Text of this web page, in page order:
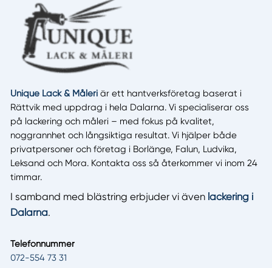
Unique Lack & Måleri är ett hantverksföretag baserat i
Rättvik med uppdrag i hela Dalarna. Vi specialiserar oss
på lackering och måleri – med fokus på kvalitet,
noggrannhet och långsiktiga resultat. Vi hjälper både
privatpersoner och företag i Borlänge, Falun, Ludvika,
Leksand och Mora. Kontakta oss så återkommer vi inom 24
timmar.
I samband med blästring erbjuder vi även lackering i
Dalarna.
Telefonnummer
072-554 73 31